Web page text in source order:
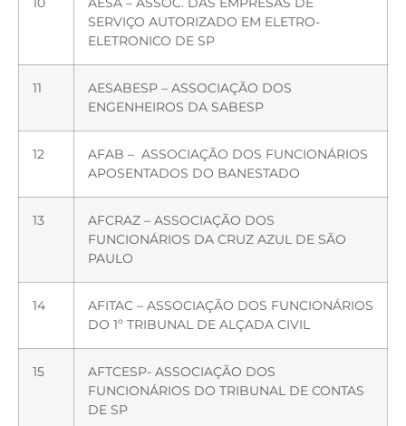
SERVIÇO AUTORIZADO EM ELETRO-
ELETRONICO DE SP
11
AESABESP – ASSOCIAÇÃO DOS
ENGENHEIROS DA SABESP
12
AFAB – ASSOCIAÇÃO DOS FUNCIONÁRIOS
APOSENTADOS DO BANESTADO
13
AFCRAZ – ASSOCIAÇÃO DOS
FUNCIONÁRIOS DA CRUZ AZUL DE SÃO
PAULO
14
AFITAC – ASSOCIAÇÃO DOS FUNCIONÁRIOS
DO 1º TRIBUNAL DE ALÇADA CIVIL
15
AFTCESP- ASSOCIAÇÃO DOS
FUNCIONÁRIOS DO TRIBUNAL DE CONTAS
DE SP